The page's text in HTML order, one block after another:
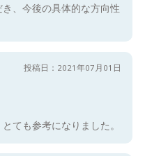
、今後の具体的な方向性
投稿日：2021年07月01日
ても参考になりました。